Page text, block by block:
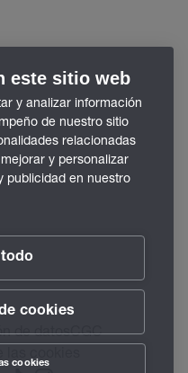
de datosCGC
este sitio web
y analizar información
de nuestro sitio
relacionadas
y personalizar
publicidad en nuestro
cookies
cookies